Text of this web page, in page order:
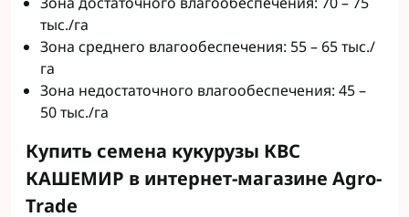
тыс./га
Зона среднего влагообеспечения: 55 – 65 тыс./
га
Зона недостаточного влагообеспечения: 45 –
50 тыс./га
Купить семена кукурузы КВС
КАШЕМИР в интернет-магазине Agro-
Trade